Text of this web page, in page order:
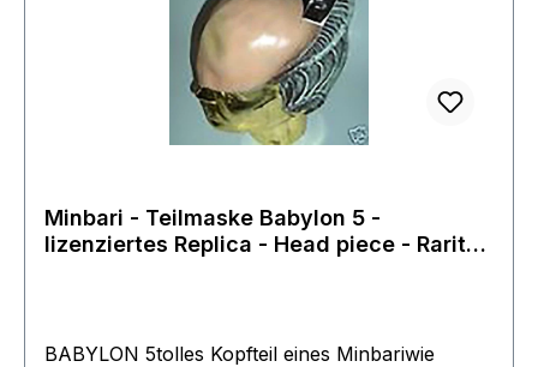
Minbari - Teilmaske Babylon 5 -
lizenziertes Replica - Head piece - Rarität
BABYLON 5tolles Kopfteil eines Minbariwie